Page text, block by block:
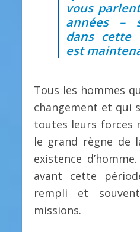
vous
années –
dans cette
est
Tous les hommes
changement et qui
toutes leurs forces
le grand règne de
existence
avant cette
rempli et
missions.